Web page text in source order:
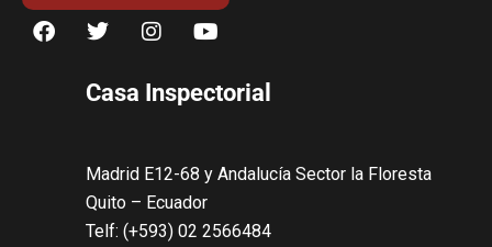
Casa Inspectorial
Madrid E12-68 y Andalucía Sector la Floresta
Quito – Ecuador
Telf: (+593) 02 2566484